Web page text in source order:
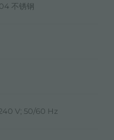
不锈钢
V; 50/60 Hz